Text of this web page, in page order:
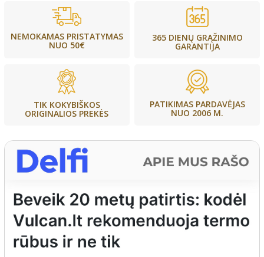
NEMOKAMAS PRISTATYMAS
NUO 50€
365 DIENŲ GRĄŽINIMO
GARANTIJA
TIK KOKYBIŠKOS
ORIGINALIOS PREKĖS
PATIKIMAS PARDAVĖJAS
NUO 2006 M.